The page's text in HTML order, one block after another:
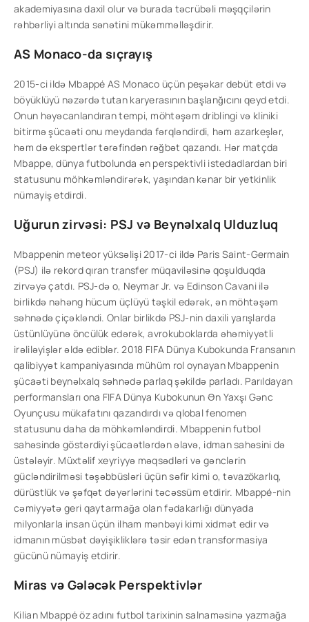
akademiyasına daxil olur və burada təcrübəli məşqçilərin
rəhbərliyi altında sənətini mükəmməlləşdirir.
AS Monaco-da sıçrayış
2015-ci ildə Mbappé AS Monaco üçün peşəkar debüt etdi və
böyüklüyü nəzərdə tutan karyerasının başlanğıcını qeyd etdi.
Onun həyəcanlandıran tempi, möhtəşəm driblingi və kliniki
bitirmə şücaəti onu meydanda fərqləndirdi, həm azarkeşlər,
həm də ekspertlər tərəfindən rəğbət qazandı. Hər matçda
Mbappe, dünya futbolunda ən perspektivli istedadlardan biri
statusunu möhkəmləndirərək, yaşından kənar bir yetkinlik
nümayiş etdirdi.
Uğurun zirvəsi: PSJ və Beynəlxalq Ulduzluq
Mbappenin meteor yüksəlişi 2017-ci ildə Paris Saint-Germain
(PSJ) ilə rekord qıran transfer müqaviləsinə qoşulduqda
zirvəyə çatdı. PSJ-də o, Neymar Jr. və Edinson Cavani ilə
birlikdə nəhəng hücum üçlüyü təşkil edərək, ən möhtəşəm
səhnədə çiçəkləndi. Onlar birlikdə PSJ-nin daxili yarışlarda
üstünlüyünə öncülük edərək, avrokuboklarda əhəmiyyətli
irəliləyişlər əldə ediblər. 2018 FIFA Dünya Kubokunda Fransanın
qalibiyyət kampaniyasında mühüm rol oynayan Mbappenin
şücaəti beynəlxalq səhnədə parlaq şəkildə parladı. Parıldayan
performansları ona FIFA Dünya Kubokunun Ən Yaxşı Gənc
Oyunçusu mükafatını qazandırdı və qlobal fenomen
statusunu daha da möhkəmləndirdi. Mbappenin futbol
sahəsində göstərdiyi şücaətlərdən əlavə, idman sahəsini də
üstələyir. Müxtəlif xeyriyyə məqsədləri və gənclərin
gücləndirilməsi təşəbbüsləri üçün səfir kimi o, təvazökarlıq,
dürüstlük və şəfqət dəyərlərini təcəssüm etdirir. Mbappé-nin
cəmiyyətə geri qaytarmağa olan fədakarlığı dünyada
milyonlarla insan üçün ilham mənbəyi kimi xidmət edir və
idmanın müsbət dəyişikliklərə təsir edən transformasiya
gücünü nümayiş etdirir.
Miras və Gələcək Perspektivlər
Kilian Mbappé öz adını futbol tarixinin salnaməsinə yazmağa